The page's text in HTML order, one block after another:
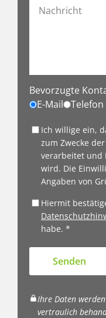
Bevorzugte
E-Mail
Telefon
Ich willige ein,
zum Zwecke
verarbeitet und
wird. Die
Angaben von
Hiermit
habe. *
Senden
Ihre Daten
vertraulich